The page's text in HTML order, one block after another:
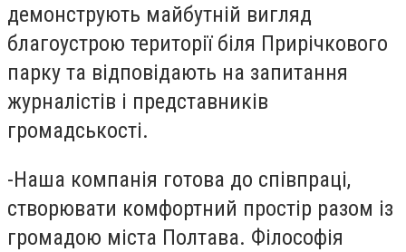
демонструють майбутній вигляд
благоустрою території біля Прирічкового
парку та відповідають на запитання
журналістів і представників
громадськості.
-Наша компанія готова до співпраці,
створювати комфортний простір разом із
громадою міста Полтава. Філософія